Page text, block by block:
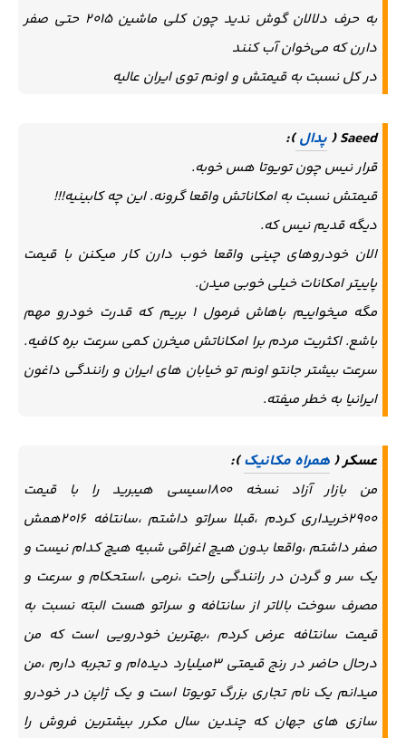
به حرف دلالان گوش ندید چون کلی ماشین ۲۰۱۵ حتی صفر
دارن که می‌خوان آب کنند
در کل نسبت به قیمتش و اونم توی ایران عالیه
Saeed ( پدال):
قرار نیس چون تویوتا هس خوبه.
قیمتش نسبت به امکاناتش واقعا گرونه. این چه کابینیه!!!
دیگه قدیم نیس که.
الان خودروهای چینی واقعا خوب دارن کار میکنن با قیمت
پاییتر امکانات خیلی خوبی میدن.
مگه میخواییم باهاش فرمول 1 بریم که قدرت خودرو مهم
باشع. اکثریت مردم برا امکاناتش میخرن کمی سرعت بره کافیه.
سرعت بیشتر جانتو اونم تو خیابان های ایران و رانندگی داغون
ایرانیا به خطر میفته.
عسکر ( همراه مکانیک):
من بازار آزاد نسخه ۱۸۰۰سیسی هیبرید را با قیمت
۲۹۰۰خریداری کردم ،قبلا سراتو داشتم ،سانتافه ۲۰۱۶همش
صفر داشتم ،واقعا بدون هیچ اغراقی شبیه هیچ کدام نیست و
یک سر و گردن در رانندگی راحت ،نرمی ،استحکام و سرعت و
مصرف سوخت بالاتر از سانتافه و سراتو هست البته نسبت به
قیمت سانتافه عرض کردم ،بهترین خودرویی است که من
درحال حاضر در رنج قیمتی ۳میلیارد دیده‌ام و تجربه دارم ،من
میدانم یک نام تجاری بزرگ تویوتا است و یک ژاپن در خودرو
سازی های جهان که چندین سال مکرر بیشترین فروش را